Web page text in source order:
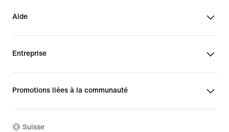
Aide
Entreprise
Promotions liées à la communauté
Suisse